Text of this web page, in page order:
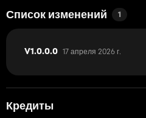
Список изменений 1
V1.0.0.0 17 апреля 2026 г.
Кредиты